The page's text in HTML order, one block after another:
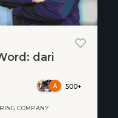
dari
500+
COMPANY